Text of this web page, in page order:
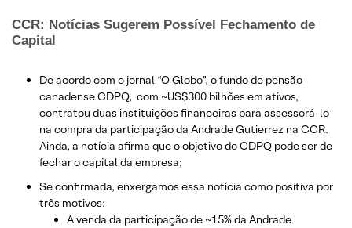
CCR: Notícias Sugerem Possível Fechamento de
Capital
De acordo com o jornal “O Globo”, o fundo de pensão
canadense CDPQ, com ~US$300 bilhões em ativos,
contratou duas instituições financeiras para assessorá-lo
na compra da participação da Andrade Gutierrez na CCR.
Ainda, a notícia afirma que o objetivo do CDPQ pode ser de
fechar o capital da empresa;
Se confirmada, enxergamos essa notícia como positiva por
três motivos:
A venda da participação de ~15% da Andrade